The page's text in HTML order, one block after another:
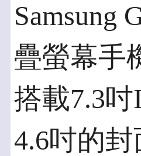
Samsung
疊螢幕手
搭載7.3
4.6吋的